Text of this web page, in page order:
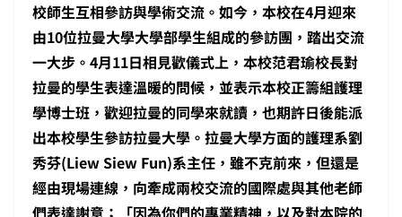
校師生互相參訪與學術交流。如今，本校在4月迎來
由10位拉曼大學大學部學生組成的參訪團，踏出交流
一大步。4月11日相見歡儀式上，本校范君瑜校長對
拉曼的學生表達溫暖的問候，並表示本校正籌組護理
學博士班，歡迎拉曼的同學來就讀，也期許日後能派
出本校學生參訪拉曼大學。拉曼大學方面的護理系劉
秀芬(Liew Siew Fun)系主任，雖不克前來，但還是
經由現場連線，向牽成兩校交流的國際處與其他老師
們表達謝意；「因為你們的專業精神，以及對本院的